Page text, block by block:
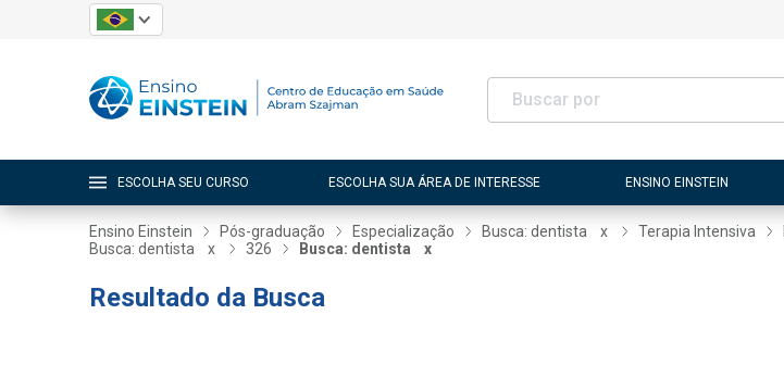
ESCOLHA SEU CURSO ESCOLHA SUA ÁREA DE INTERESSE ENSINO EINSTEIN
Ensino Einstein Pós-graduação Especialização Busca: dentista x Terapia Intensiva
Busca: dentista
x 326 Busca: dentista x
Resultado da Busca